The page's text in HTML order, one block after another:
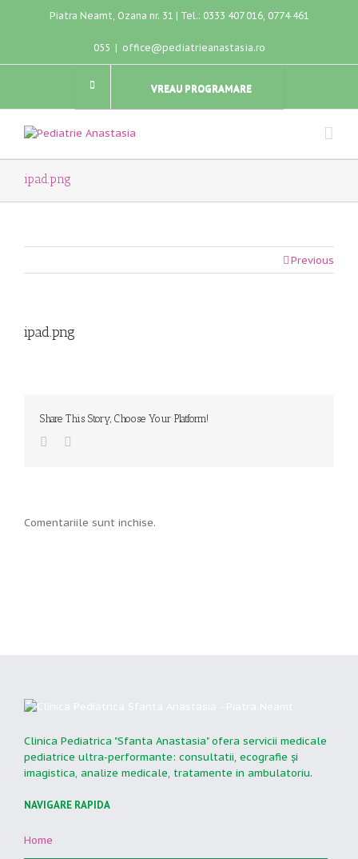
Piatra Neamt, Ozana nr. 31 | Tel.: 0333 407 016, 0774 461
055 | office@pediatrieanastasia.ro
VREAU PROGRAMARE
ipad.png
Previous
ipad.png
Share This Story, Choose Your Platform!
Comentariile sunt inchise.
Clinica Pediatrica "Sfanta Anastasia" ofera servicii medicale
pediatrice ultra-performante: consultatii, ecografie şi
imagistica, analize medicale, tratamente in ambulatoriu.
NAVIGARE RAPIDA
Home